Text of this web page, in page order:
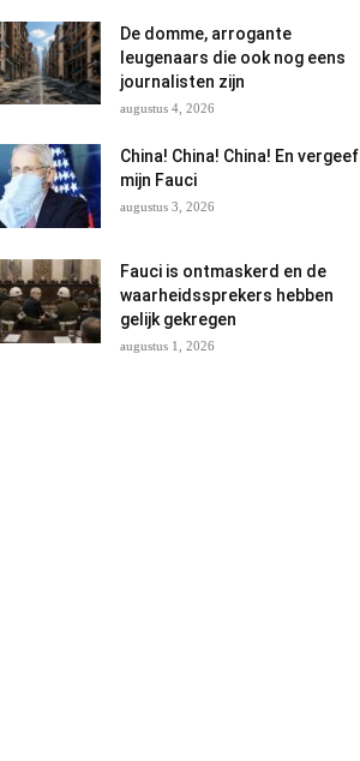
De domme, arrogante
leugenaars die ook nog eens
journalisten zijn
augustus 4, 2026
China! China! China! En vergeef
mijn Fauci
augustus 3, 2026
Fauci is ontmaskerd en de
waarheidssprekers hebben
gelijk gekregen
augustus 1, 2026